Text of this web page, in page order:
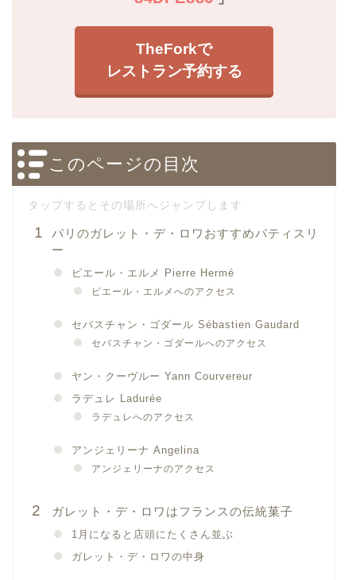
TheForkで
レストラン予約する
このページの目次
パリのガレット・デ・ロワおすすめパティスリ
ー
ピエール・エルメ Pierre Hermé
ピエール・エルメへのアクセス
セバスチャン・ゴダール Sébastien Gaudard
セバスチャン・ゴダールへのアクセス
ヤン・クーヴルー Yann Courvereur
ラデュレ Ladurée
ラデュレへのアクセス
アンジェリーナ Angelina
アンジェリーナのアクセス
ガレット・デ・ロワはフランスの伝統菓子
1月になると店頭にたくさん並ぶ
ガレット・デ・ロワの中身